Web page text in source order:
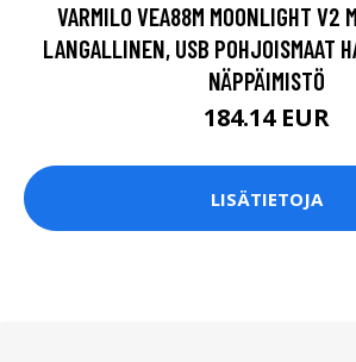
VARMILO VEA88M MOONLIGHT V2
LANGALLINEN, USB POHJOISMAAT
NÄPPÄIMISTÖ
184.14 EUR
LISÄTIETOJA